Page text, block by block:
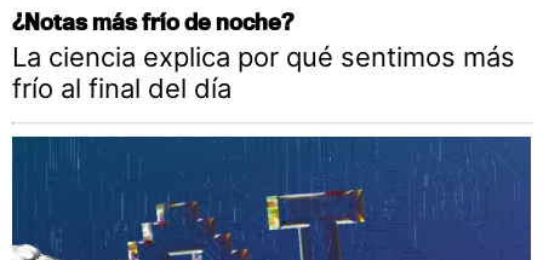
¿Notas más frío de noche?
La ciencia explica por qué sentimos más
frío al final del día